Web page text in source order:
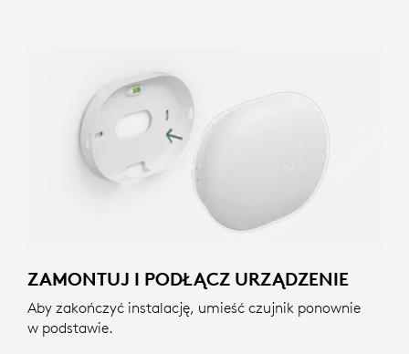
ZAMONTUJ I PODŁĄCZ URZĄDZENIE
Aby zakończyć instalację, umieść czujnik ponownie
w podstawie.